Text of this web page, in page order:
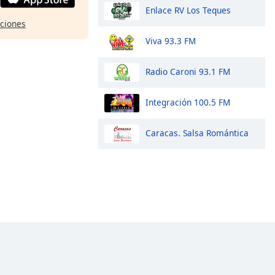
Enlace RV Los Teques
Viva 93.3 FM
Radio Caroni 93.1 FM
Integración 100.5 FM
Caracas. Salsa Romántica